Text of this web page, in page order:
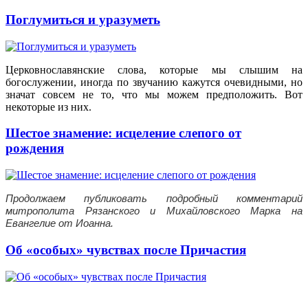
Поглумиться и уразуметь
Церковнославянские слова, которые мы слышим на
богослужении, иногда по звучанию кажутся очевидными, но
значат совсем не то, что мы можем предположить. Вот
некоторые из них.
Шестое знамение: исцеление слепого от
рождения
Продолжаем публиковать подробный комментарий
митрополита Рязанского и Михайловского Марка на
Евангелие от Иоанна.
Об «особых» чувствах после Причастия